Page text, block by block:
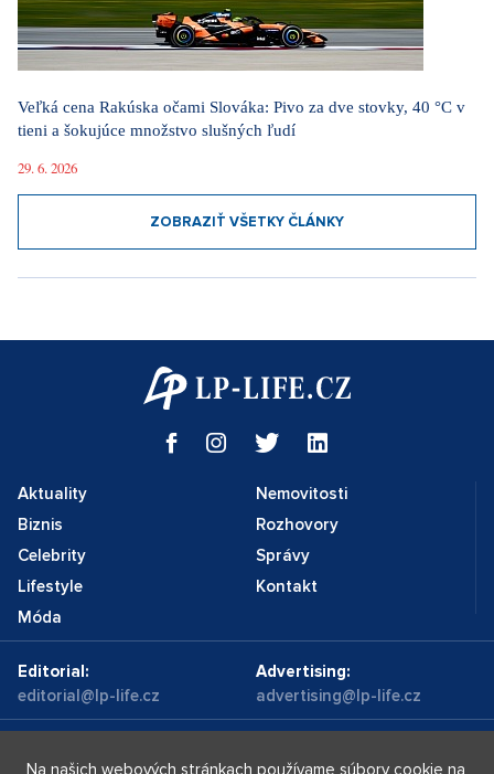
Veľká cena Rakúska očami Slováka: Pivo za dve stovky, 40 °C v
tieni a šokujúce množstvo slušných ľudí
29. 6. 2026
ZOBRAZIŤ VŠETKY ČLÁNKY
Aktuality
Biznis
Celebrity
Lifestyle
Móda
Nemovitosti
Rozhovory
Správy
Kontakt
Editorial:
editorial@lp-life.cz
Advertising:
advertising@lp-life.cz
Na našich webových stránkach používame súbory cookie na